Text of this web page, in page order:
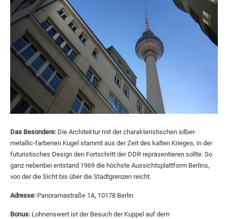
Das Besondere: Die Architektur mit der charakteristischen silber-
metallic-farbenen Kugel stammt aus der Zeit des kalten Krieges, in der
futuristisches Design den Fortschritt der DDR repräsentieren sollte. So
ganz nebenbei entstand 1969 die höchste Aussichtsplattform Berlins,
von der die Sicht bis über die Stadtgrenzen reicht.
Adresse: Panoramastraße 1A, 10178 Berlin
Bonus: Lohnenswert ist der Besuch der Kuppel auf dem